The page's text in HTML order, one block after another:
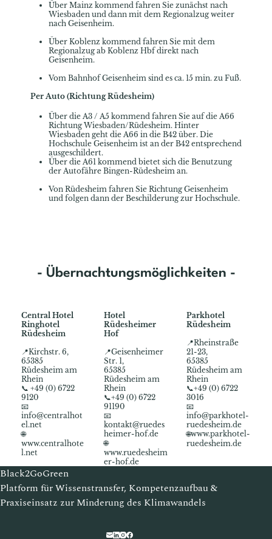
Über Mainz kommend fahren Sie zunächst nach
Wiesbaden und dann mit dem Regionalzug weiter
nach Geisenheim.
Über Koblenz kommend fahren Sie mit dem
Regionalzug ab Koblenz Hbf direkt nach
Geisenheim.
Vom Bahnhof Geisenheim sind es ca. 15 min. zu Fuß.
Per Auto (Richtung Rüdesheim)
Über die A3 / A5 kommend fahren Sie auf die A66
Richtung Wiesbaden/Rüdesheim. Hinter
Wiesbaden geht die A66 in die B42 über. Die
Hochschule Geisenheim ist an der B42 entsprechend
ausgeschildert.
Über die A61 kommend bietet sich die Benutzung
der Autofähre Bingen-Rüdesheim an.
Von Rüdesheim fahren Sie Richtung Geisenheim
und folgen dann der Beschilderung zur Hochschule.
- Übernachtungsmöglichkeiten -
Central Hotel
Ringhotel
Rüdesheim
📍Kirchstr. 6,
65385
Rüdesheim am
Rhein
📞 +49 (0) 6722
9120
📧
info@centralhot
el.net
🌐
www.centralhote
l.net
Hotel
Rüdesheimer
Hof
📍Geisenheimer
Str. 1,
65385
Rüdesheim am
Rhein
📞+49 (0) 6722
91190
📧
kontakt@ruedes
heimer-hof.de
🌐
www.ruedesheim
er-hof.de
Parkhotel
Rüdesheim
📍Rheinstraße
21-23,
65385
Rüdesheim am
Rhein
📞+49 (0) 6722
3016
📧
info@parkhotel-
ruedesheim.de
🌐www.parkhotel-
ruedesheim.de
Black2GoGreen
Platform für Wissenstransfer, Kompetenzaufbau &
Praxiseinsatz zur Minderung des Klimawandels​